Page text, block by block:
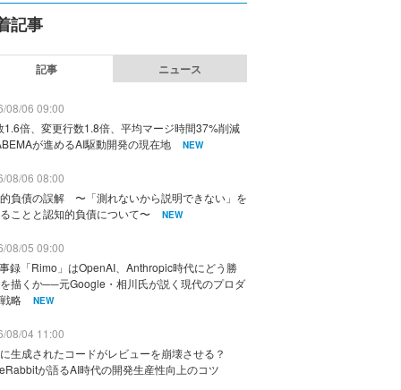
記事
記事 ニュース
08/06 09:00
1.6倍、変更行数1.8倍、平均マージ時間37%削減
が進めるAI駆動開発の現在地
NEW
08/06 08:00
負債の誤解 〜「測れないから説明できない」を
ことと認知的負債について〜
NEW
08/05 09:00
録「Rimo」はOpenAI、Anthropic時代にどう勝
描くか──元Google・相川氏が説く現代のプロダ
略
NEW
08/04 11:00
生成されたコードがレビューを崩壊させる？
が語るAI時代の開発生産性向上のコツ